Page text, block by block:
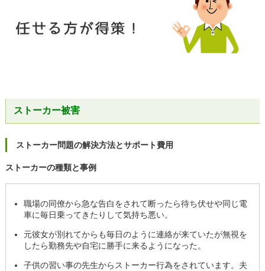
ストーカー被害
ストーカー問題の解決方法とサポート費用
ストーカーの種類と事例
職場の同僚から急な告白をされて断ったら待ち伏せや同じ電
車に毎日乗ってきたりして気持ち悪い。
元彼女が別れてからも毎日のように連絡が来ていたが無視を
したら勤務先や自宅に勝手に来るようになった。
子供の習い事の先生からストーカー行為をされています。夫